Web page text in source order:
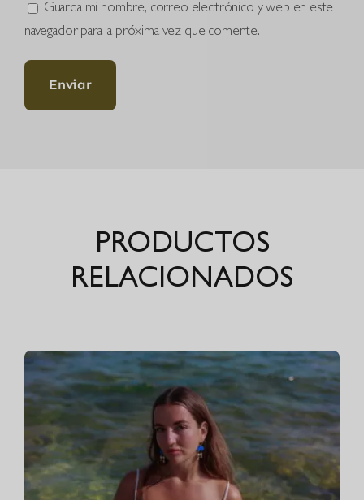
Guarda mi nombre, correo electrónico y web en este
navegador para la próxima vez que comente.
PRODUCTOS
RELACIONADOS